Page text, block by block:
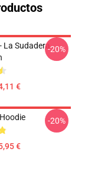
Sudadera
€
-20%
€
-20%